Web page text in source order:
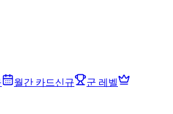
월간 카드신규
군 레벨